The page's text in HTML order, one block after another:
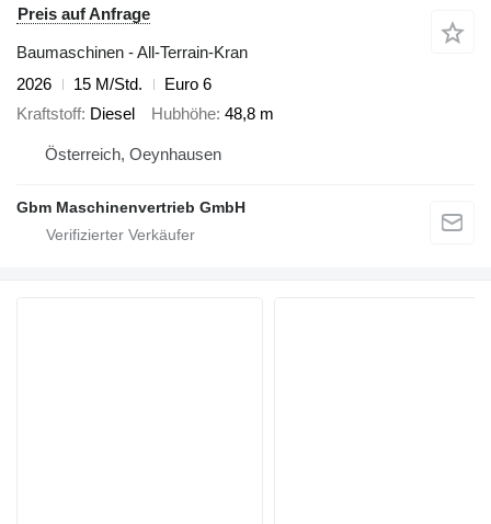
Preis auf Anfrage
Baumaschinen - All-Terrain-Kran
2026
15 M/Std.
Euro 6
Kraftstoff Diesel Hubhöhe 48,8 m
Österreich, Oeynhausen
Gbm Maschinenvertrieb GmbH